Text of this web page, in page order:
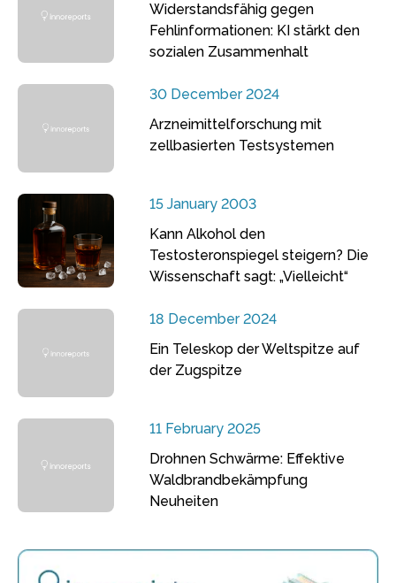
Widerstandsfähig gegen
Fehlinformationen: KI stärkt den
sozialen Zusammenhalt
30 December 2024
Arzneimittelforschung mit
zellbasierten Testsystemen
15 January 2003
Kann Alkohol den
Testosteronspiegel steigern? Die
Wissenschaft sagt: „Vielleicht“
18 December 2024
Ein Teleskop der Weltspitze auf
der Zugspitze
11 February 2025
Drohnen Schwärme: Effektive
Waldbrandbekämpfung
Neuheiten